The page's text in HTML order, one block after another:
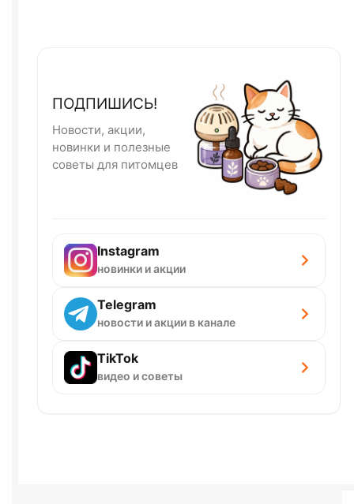
ПОДПИШИСЬ!
Новости, акции,
новинки и полезные
советы для питомцев
Instagram
новинки и акции
Telegram
новости и акции в канале
TikTok
видео и советы